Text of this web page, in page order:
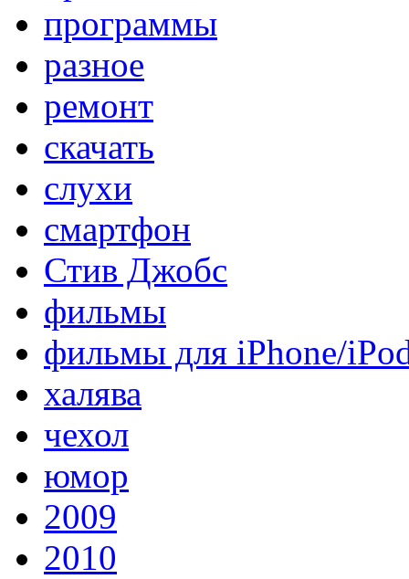
программы
разное
ремонт
скачать
слухи
смартфон
Стив Джобс
фильмы
фильмы для iPhone/
халява
чехол
юмор
2009
2010